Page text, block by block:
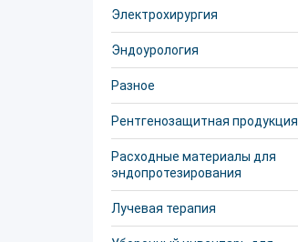
Электрохирургия
Эндоурология
Разное
Рентгенозащитная продукция
Расходные материалы для
эндопротезирования
Лучевая терапия